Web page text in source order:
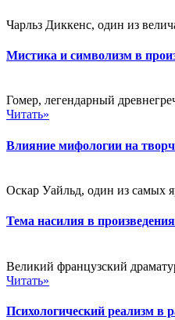
Чарльз Диккенс, один из
Мистика и символизм в
Гомер, легендарный
Читать»
Влияние мифологии на
Оскар Уайльд, один из самых
Тема насилия в
Великий французский
Читать»
Психологический реализм в